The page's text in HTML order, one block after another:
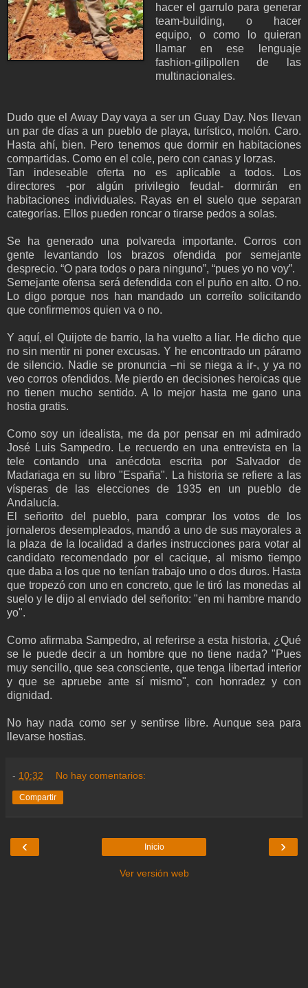
hacer el garrulo para generar
team-building, o hacer
equipo, o como lo quieran
llamar en ese lenguaje
fashion-gilipollen de las
multinacionales.
Dudo que el Away Day vaya a ser un Guay Day. Nos llevan
un par de días a un pueblo de playa, turístico, molón. Caro.
Hasta ahí, bien. Pero tenemos que dormir en habitaciones
compartidas. Como en el cole, pero con canas y lorzas.
Tan indeseable oferta no es aplicable a todos. Los
directores -por algún privilegio feudal- dormirán en
habitaciones individuales. Rayas en el suelo que separan
categorías. Ellos pueden roncar o tirarse pedos a solas.
Se ha generado una polvareda importante. Corros con
gente levantando los brazos ofendida por semejante
desprecio. “O para todos o para ninguno”, “pues yo no voy”.
Semejante ofensa será defendida con el puño en alto. O no.
Lo digo porque nos han mandado un correíto solicitando
que confirmemos quien va o no.
Y aquí, el Quijote de barrio, la ha vuelto a liar. He dicho que
no sin mentir ni poner excusas. Y he encontrado un páramo
de silencio. Nadie se pronuncia –ni se niega a ir-, y ya no
veo corros ofendidos. Me pierdo en decisiones heroicas que
no tienen mucho sentido. A lo mejor hasta me gano una
hostia gratis.
Como soy un idealista, me da por pensar en mi admirado
José Luis Sampedro. Le recuerdo en una entrevista en la
tele contando una anécdota escrita por Salvador de
Madariaga en su libro "España". La historia se refiere a las
vísperas de las elecciones de 1935 en un pueblo de
Andalucía.
El señorito del pueblo, para comprar los votos de los
jornaleros desempleados, mandó a uno de sus mayorales a
la plaza de la localidad a darles instrucciones para votar al
candidato recomendado por el cacique, al mismo tiempo
que daba a los que no tenían trabajo uno o dos duros. Hasta
que tropezó con uno en concreto, que le tiró las monedas al
suelo y le dijo al enviado del señorito: "en mi hambre mando
yo".
Como afirmaba Sampedro, al referirse a esta historia, ¿Qué
se le puede decir a un hombre que no tiene nada? "Pues
muy sencillo, que sea consciente, que tenga libertad interior
y que se apruebe ante sí mismo", con honradez y con
dignidad.
No hay nada como ser y sentirse libre. Aunque sea para
llevarse hostias.
- 10:32 No hay comentarios:
Compartir
‹ ›
Inicio
Ver versión web